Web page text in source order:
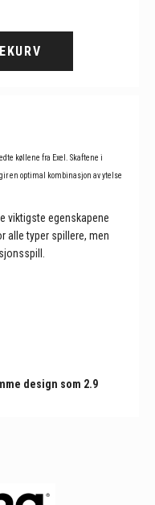
køllene fra Exel. Skaftene i
en optimal kombinasjon av ytelse
viktigste egenskapene
alle typer spillere, men
design som 2.9